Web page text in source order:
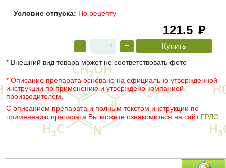
Условие отпуска: По рецепту
121.5 руб
- +
* Внешний вид товара может не соответствовать фото
* Описание препарата основано на официально утвержденной
инструкции по применению и утверждено компанией–
производителем.
С описанием препарата и полным текстом инструкции по
применению препарата Вы можете ознакомиться на сайт ГРЛС